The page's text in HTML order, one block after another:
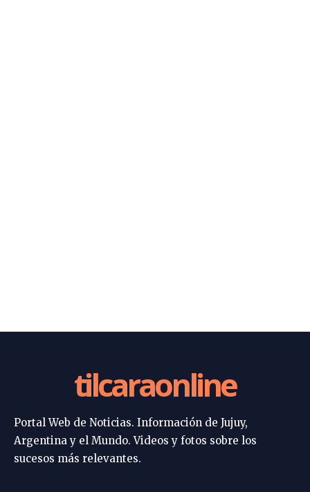
tilcaraonline
Portal Web de Noticias. Información de Jujuy,
Argentina y el Mundo. Videos y fotos sobre los
sucesos más relevantes.